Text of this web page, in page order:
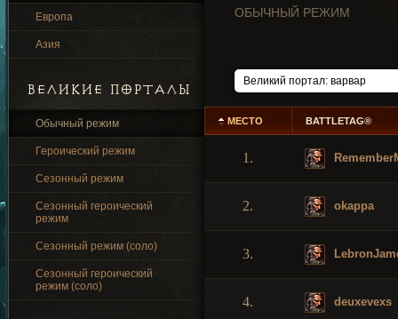
Европа
Азия
ВЕЛИКИЕ ПОРТАЛЫ
Обычный режим
Героический режим
Сезонный режим
Сезонный героический
режим
Сезонный режим (соло)
Сезонный героический
режим (соло)
ОБЫЧНЫЙ РЕЖИМ
МЕСТО BATTLETAG®
1.
2. okappa
3.
4. deuxevexs